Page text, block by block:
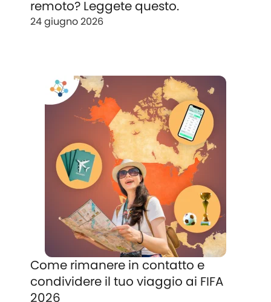
remoto? Leggete questo.
24 giugno 2026
Come rimanere in contatto e
condividere il tuo viaggio ai FIFA
2026